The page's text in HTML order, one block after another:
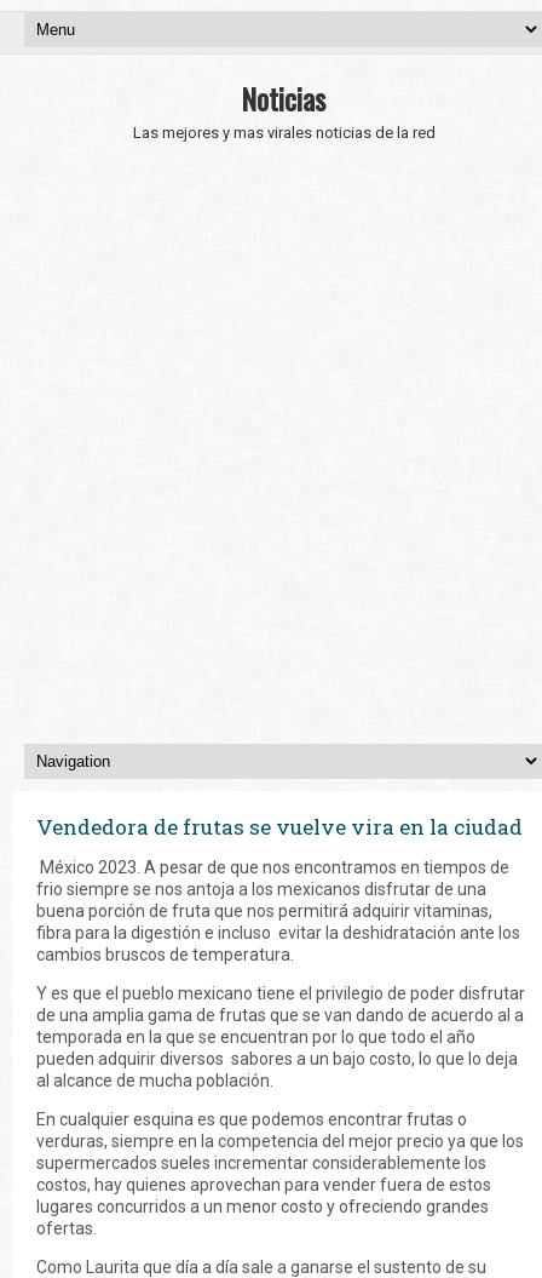
Noticias
Las mejores y mas virales noticias de la red
Vendedora de frutas se vuelve vira en la ciudad
México 2023. A pesar de que nos encontramos en tiempos de
frio siempre se nos antoja a los mexicanos disfrutar de una
buena porción de fruta que nos permitirá adquirir vitaminas,
fibra para la digestión e incluso evitar la deshidratación ante los
cambios bruscos de temperatura.
Y es que el pueblo mexicano tiene el privilegio de poder disfrutar
de una amplia gama de frutas que se van dando de acuerdo al a
temporada en la que se encuentran por lo que todo el año
pueden adquirir diversos sabores a un bajo costo, lo que lo deja
al alcance de mucha población.
En cualquier esquina es que podemos encontrar frutas o
verduras, siempre en la competencia del mejor precio ya que los
supermercados sueles incrementar considerablemente los
costos, hay quienes aprovechan para vender fuera de estos
lugares concurridos a un menor costo y ofreciendo grandes
ofertas.
Como Laurita que día a día sale a ganarse el sustento de su